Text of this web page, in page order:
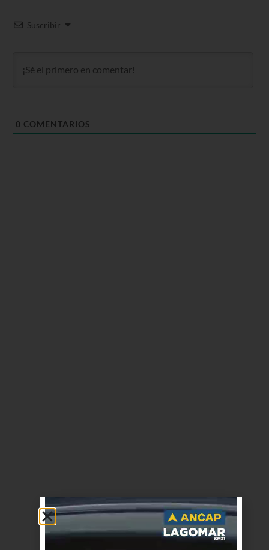
Suscribir
0 COMENTARIOS